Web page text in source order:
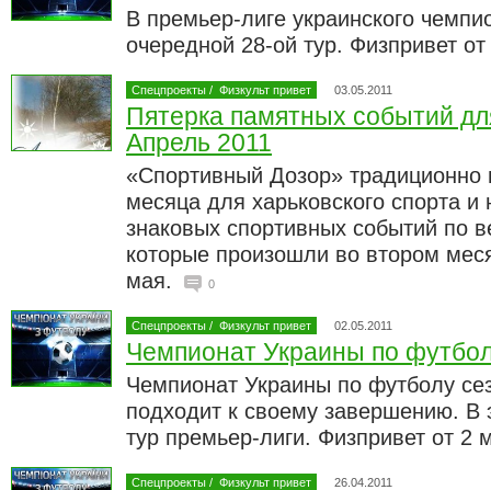
В премьер-лиге украинского
очередной 28-ой тур. Физпривет
Спецпроекты / Физкульт привет 03.05.2011
Пятерка памятных событий
Апрель 2011
«Спортивный Дозор»
месяца для харьковского спорта
знаковых спортивных событий по
которые произошли во втором
мая.
0
Спецпроекты / Физкульт привет 02.05.2011
Чемпионат Украины по
Чемпионат Украины по футболу
подходит к своему завершению.
тур премьер-лиги. Физпривет от 2
Спецпроекты / Физкульт привет 26.04.2011